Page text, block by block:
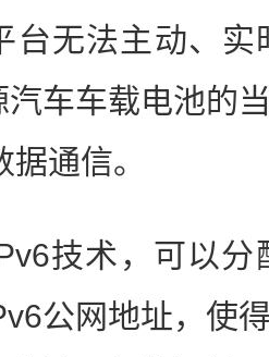
无法主动、实
汽车车载电池的
通信。
技术，可以分
公网地址，使